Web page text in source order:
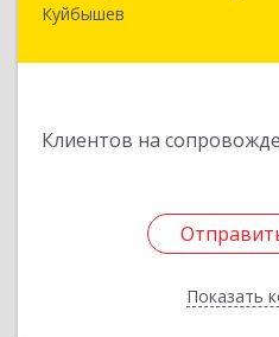
Куйбышев
Клиентов на
Показать
632387,